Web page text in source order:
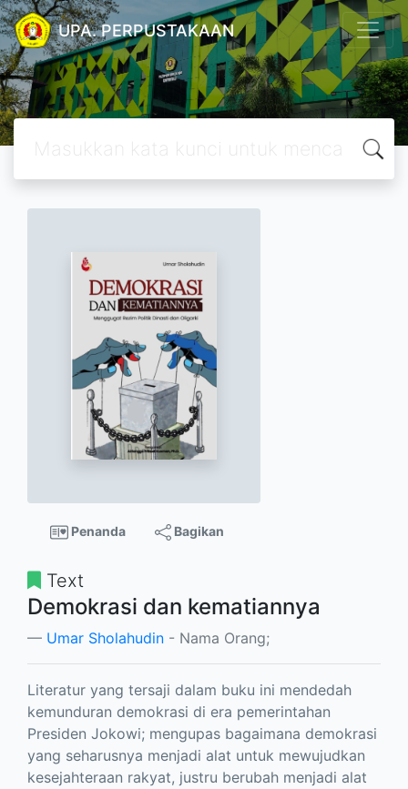
UPA. PERPUSTAKAAN
Penanda Bagikan
Text
Demokrasi dan kematiannya
Umar Sholahudin - Nama Orang;
Literatur yang tersaji dalam buku ini mendedah
kemunduran demokrasi di era pemerintahan
Presiden Jokowi; mengupas bagaimana demokrasi
yang seharusnya menjadi alat untuk mewujudkan
kesejahteraan rakyat, justru berubah menjadi alat